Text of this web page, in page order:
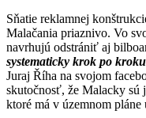
Sňatie reklamnej
Malačania priaznivo. Vo
navrhujú odstrániť aj
systematicky krok po
Juraj Říha na svojom
skutočnosť, že Malacky sú
ktoré má v územnom